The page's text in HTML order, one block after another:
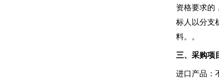
资格要求的
标人以分支
料。。
三、采购项
进口产品：